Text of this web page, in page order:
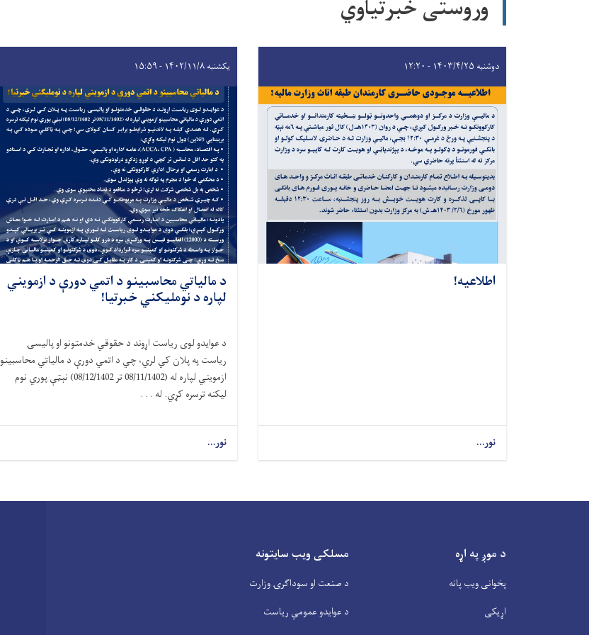
وروستی خبرتیاوي
دوشنبه ۱۴۰۳/۴/۲۵ - ۱۲:۲۰
اطلاعیه!
نور...
یکشنبه ۱۴۰۲/۱۱/۸ - ۱۵:۵۹
د مالياتي محاسبينو د اتمي دورې د ازمويني
لپاره د نومليکني خبرتیا!
د عوایدو لوی ریاست اړوند د حقوقي خدمتونو او پالیسۍ
ریاست په پلان کي لري، چي د اتمي دورې د مالیاتي محاسبینو
ازمویني لپاره له (08/11/1402 تر 08/12/1402) نېټې پوري نوم
لیکنه ترسره کړي. له . . .
نور...
د موږ په اړه
پخوانی ویب پانه
اړیکی
مسلکی ویب سایتونه
د صنعت او سوداگرۍ وزارت
د عوایدو عمومي ریاست